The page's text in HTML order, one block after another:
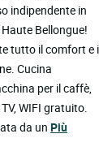
indipendente in
Bellongue!
tutto il comfort e i
Cucina
per il caffè,
WIFI gratuito.
da un Più